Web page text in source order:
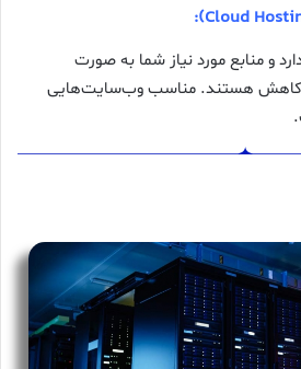
و منابع مورد نیاز شما به صورت
یا کاهش هستند. مناسب وب‌سایت‌هایی